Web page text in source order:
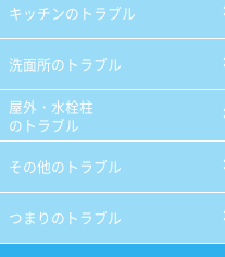
キッチンのトラブル
洗面所のトラブル
屋外・水栓柱
のトラブル
その他のトラブル
つまりのトラブル